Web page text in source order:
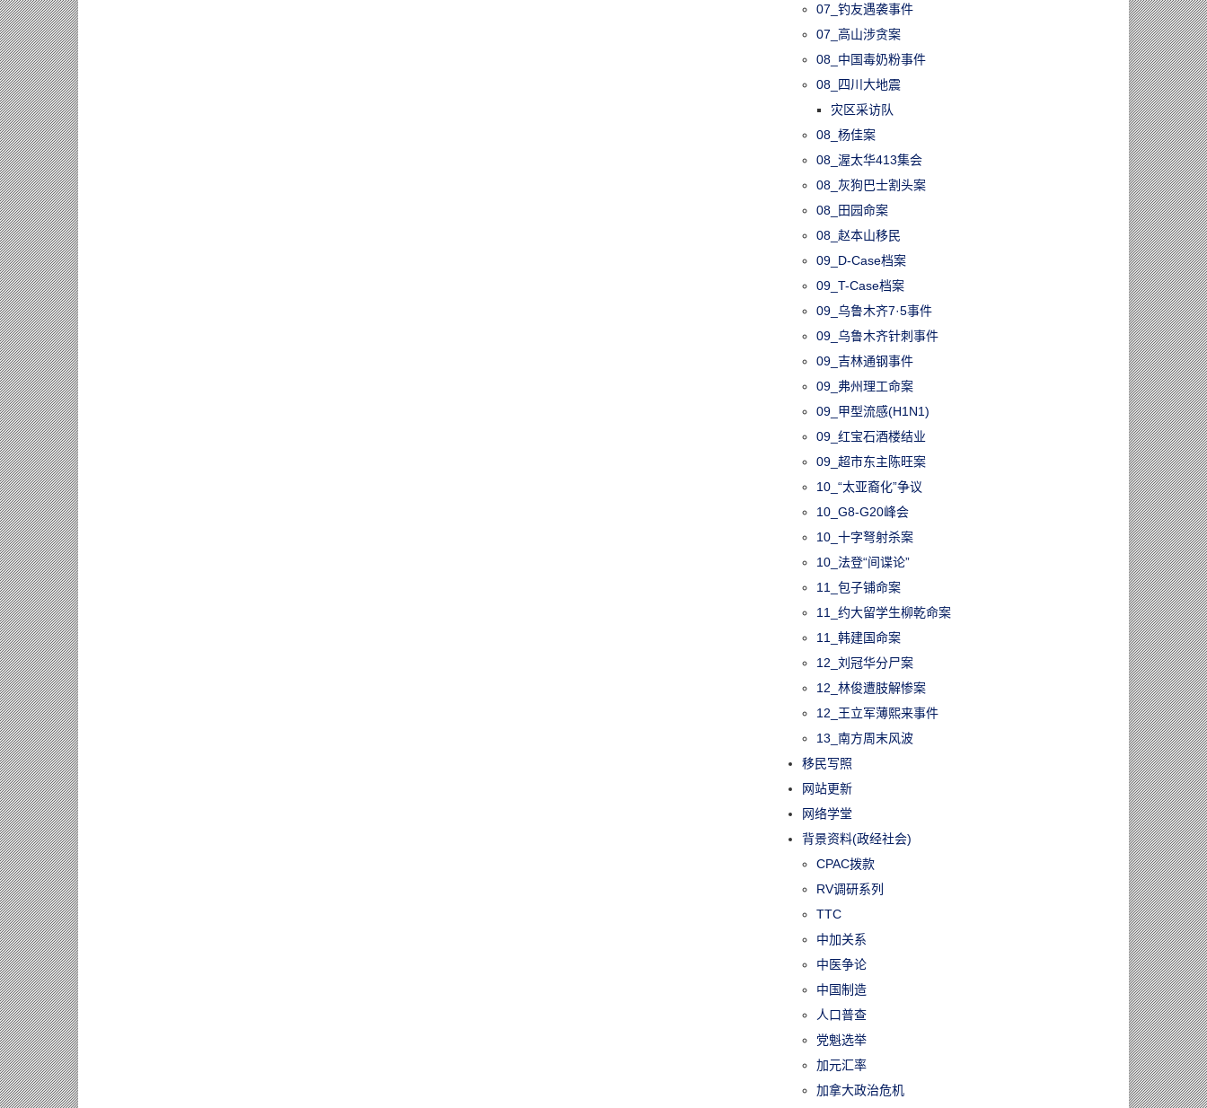
07_钓友遇袭事件
07_高山涉贪案
08_中国毒奶粉事件
08_四川大地震
灾区采访队
08_杨佳案
08_渥太华413集会
08_灰狗巴士割头案
08_田园命案
08_赵本山移民
09_D-Case档案
09_T-Case档案
09_乌鲁木齐7·5事件
09_乌鲁木齐针刺事件
09_吉林通钢事件
09_弗州理工命案
09_甲型流感(H1N1)
09_红宝石酒楼结业
09_超市东主陈旺案
10_“太亚裔化”争议
10_G8-G20峰会
10_十字弩射杀案
10_法登“间谍论”
11_包子铺命案
11_约大留学生柳乾命案
11_韩建国命案
12_刘冠华分尸案
12_林俊遭肢解惨案
12_王立军薄熙来事件
13_南方周末风波
移民写照
网站更新
网络学堂
背景资料(政经社会)
CPAC拨款
RV调研系列
TTC
中加关系
中医争论
中国制造
人口普查
党魁选举
加元汇率
加拿大政治危机